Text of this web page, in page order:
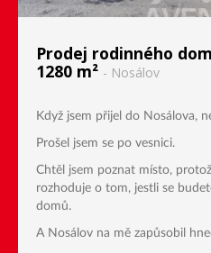
Prodej rodinného
1280 m² - Nosálov
Když jsem přijel do Nosálova,
Prošel jsem se po vesnici.
Chtěl jsem poznat místo,
rozhoduje o tom, jestli se
domů.
A Nosálov na mě zapůsobil